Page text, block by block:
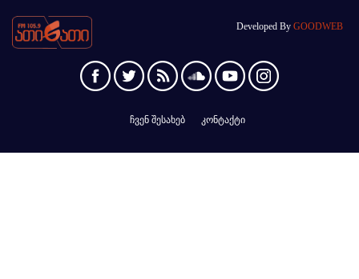
Developed By GOODWEB
ჩვენ შესახებ კონტაქტი